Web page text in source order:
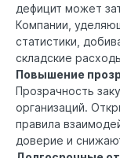
дефицит может
Компании,
статистики,
складские
Повышение
Прозрачность
организаций.
правила
доверие и